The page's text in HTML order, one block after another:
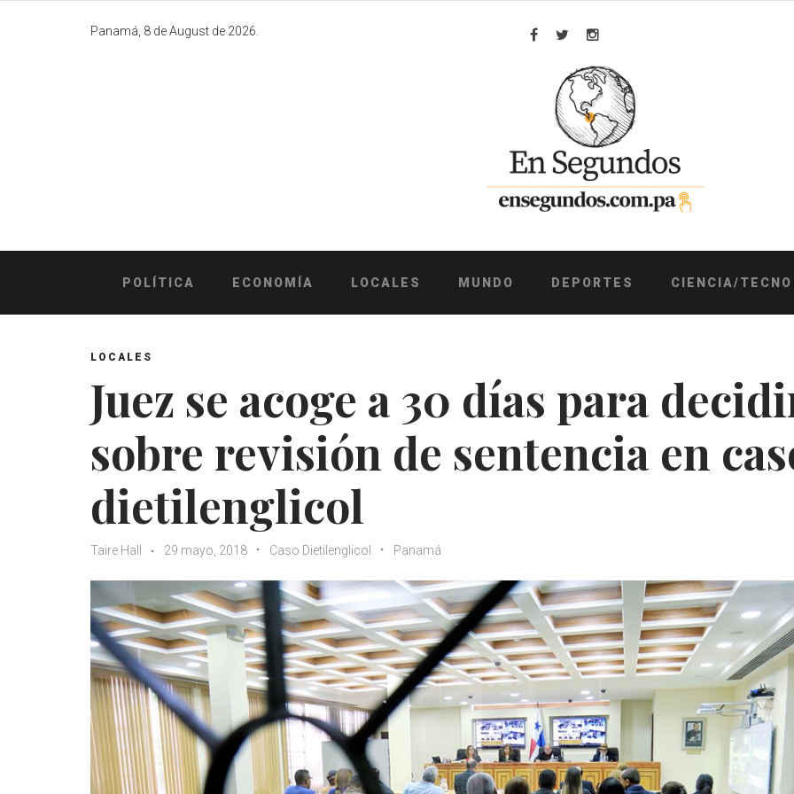
Panamá, 8 de August de 2026.
Facebook
TwitterInstagram
POLÍTICA ECONOMÍA LOCALES MUNDO DEPORTES CIENCIA/TECNO
LOCALES
Juez se acoge a 30 días para
sobre revisión de sentencia en
dietilenglicol
Taire Hall 29 mayo, 2018 Caso Dietilenglicol Panamá